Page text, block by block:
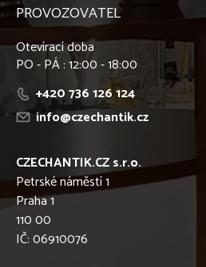
PROVOZOVATEL
Otevírací doba
PO - PÁ : 12:00 - 18:00
+420 736 126 124
info@czechantik.cz
CZECHANTIK.CZ s.r.o.
Petrské náměstí 1
Praha 1
110 00
IČ: 06910076